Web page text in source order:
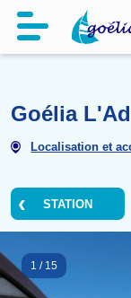
Goélia
STATION
1 / 15